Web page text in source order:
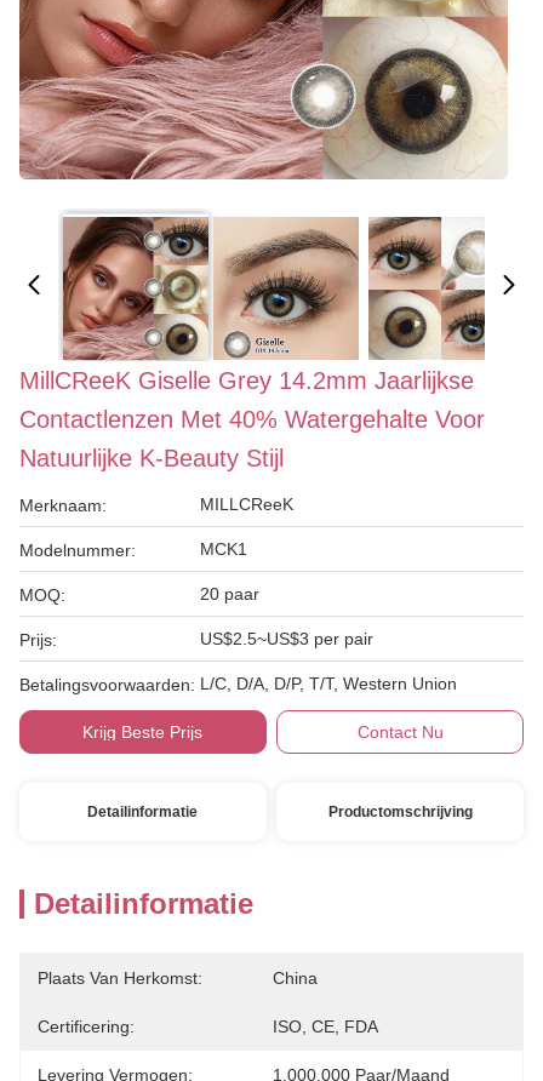
MillCReeK Giselle Grey 14.2mm Jaarlijkse
Contactlenzen Met 40% Watergehalte Voor
Natuurlijke K-Beauty Stijl
Merknaam: MILLCReeK
Modelnummer: MCK1
MOQ: 20 paar
Prijs: US$2.5~US$3 per pair
Betalingsvoorwaarden: L/C, D/A, D/P, T/T, Western Union
Krijg Beste Prijs Contact Nu
Detailinformatie Productomschrijving
Detailinformatie
Plaats Van Herkomst: China
Certificering: ISO, CE, FDA
Levering Vermogen: 1.000.000 Paar/maand